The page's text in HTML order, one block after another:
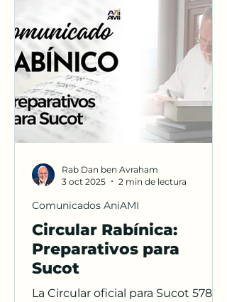
Circular Rabínica:
Preparativos para
Sucot
La Circular oficial para Sucot 5786 /
Comunicados AniAMI
Rab Dan ben Avraham
3 oct 2025
2 min de lectura